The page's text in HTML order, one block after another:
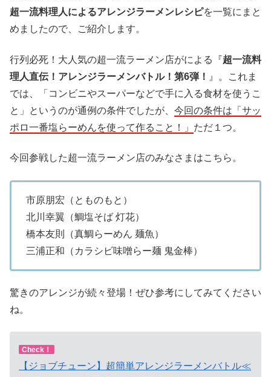
超一流料理人によるアレンジラーメンレシピを一覧にまと
めましたので、ご紹介します。
行列必死！大人気の超一流ラーメン店がによる『超一流料
理人直伝！アレンジラーメンバトル！第6弾！ 』。これま
では、「コンビニやスーパーなどで手に入る食材を使うこ
と」というのが通例の条件でしたが、 今回の条件は「サッ
ポロ一番塩らーめんを使って作ること！」 ただ１つ。
今回参戦した超一流ラーメン店のみなさまはこちら。
市原朋宏（とものもと）
北川幸翼（鯛塩そば 灯花）
橋本友則（真鯛らーめん 麺魚）
三浦正和（カラシビ味噌らー麺 鬼金棒）
驚きのアレンジが続々登場！ぜひ参考にしてみてください
ね。
Check！
【ジョブチューン】超簡単アレンジラーメンバトル≪